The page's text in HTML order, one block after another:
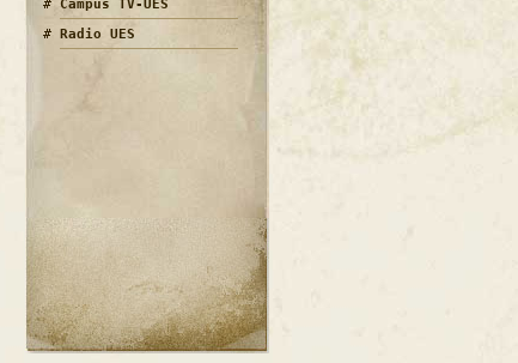
Campus TV-UES
Radio UES